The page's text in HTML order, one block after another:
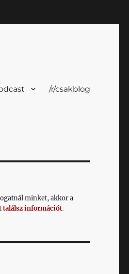
/r/csakblog
minket, akkor a
találsz információt.